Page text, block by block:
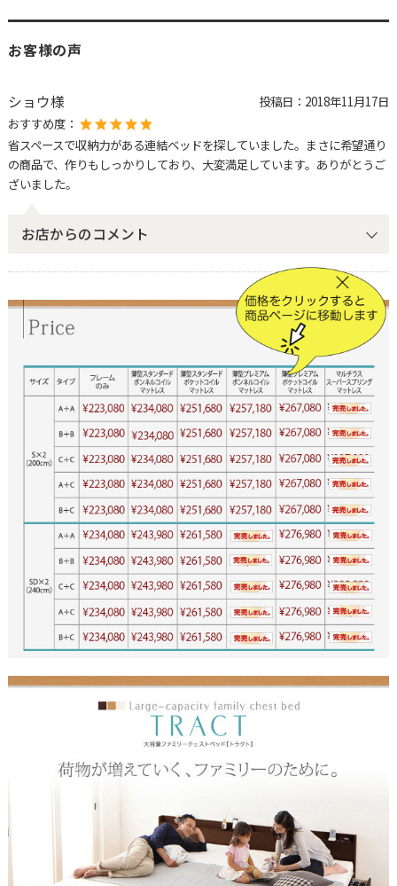
お客様の声
ショウ様 投稿日： 2018年11月17日
おすすめ度：
省スペースで収納力がある連結ベッドを探していました。まさに希望通り
の商品で、作りもしっかりしており、大変満足しています。ありがとうご
ざいました。
お店からのコメント